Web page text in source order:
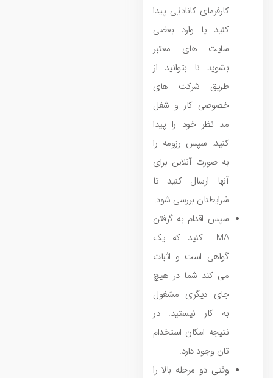
کارفرمای کانادایی پیدا
کنید یا وارد بعضی
سایت‌ های معتبر
بشوید تا بتوانید از
طریق شرکت‌ های
خصوصی کار و شغل
مد نظر خود را پیدا
کنید. سپس رزومه را
به صورت آنلاین برای
آنها ارسال کنید تا
شرایطتان بررسی شود.
سپس اقدام به گرفتن
LIMA کنید که یک
گواهی است و اثبات
می‌ کند شما در هیچ
جای دیگری مشغول
به کار نیستید. در
نتیجه امکان استخدام
تان وجود دارد.
وقتی دو مرحله بالا را